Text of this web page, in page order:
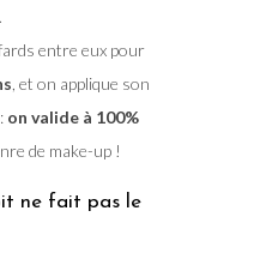
entre eux pour
, et on applique son
on valide à 100%
de make-up !
ne fait pas le